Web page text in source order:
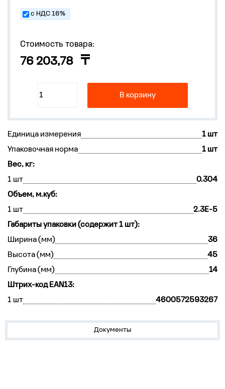
с НДС 16%
Стоимость товара:
76 203,78
В корзину
Единица измерения
1 шт
Упаковочная норма
1 шт
Вес, кг:
1 шт
0.304
Объем, м.куб:
1 шт
2.3E-5
Габариты упаковки (содержит 1 шт):
Ширина (мм)
36
Высота (мм)
45
Глубина (мм)
14
Штрих-код EAN13:
1 шт
4600572593267
Документы